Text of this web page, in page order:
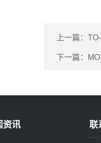
上一篇：
下一篇：
资讯 联